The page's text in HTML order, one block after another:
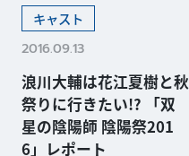
キャスト
2016.09.13
浪川大輔は花江夏樹と秋
祭りに行きたい!? 「双
星の陰陽師 陰陽祭201
6」レポート